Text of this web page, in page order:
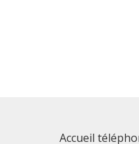
Accueil